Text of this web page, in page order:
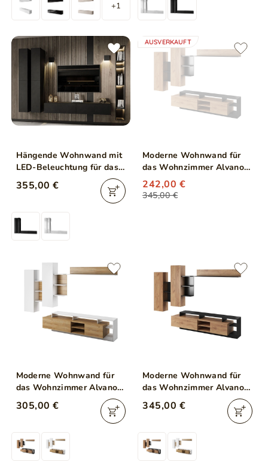
+1
Hängende Wohnwand mit
LED-Beleuchtung für das
Wohnzimmer Sorelle
Schwarz Matt
355,00 €
AUSVERKAUFT
Moderne Wohnwand für
das Wohnzimmer Alvano
Craft Eiche
345,00 €
242,00 €
Moderne Wohnwand für
das Wohnzimmer Alvano
Grandson Eiche
305,00 €
Moderne Wohnwand für
das Wohnzimmer Alvano
Craft Eiche
345,00 €